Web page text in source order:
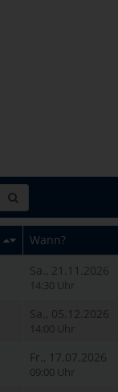
Wann?
Sa., 21.11.2026
14:30 Uhr
Sa., 05.12.2026
14:00 Uhr
Fr., 17.07.2026
09:00 Uhr